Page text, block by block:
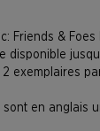
Friends &
disponible
exemplaires
sont en anglais